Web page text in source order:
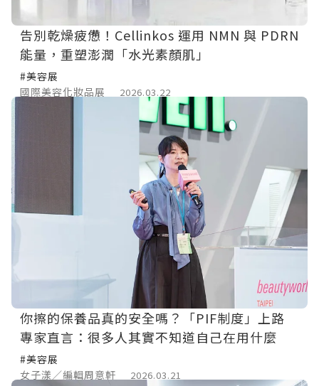
告別乾燥疲憊！Cellinkos 運用 NMN 與 PDRN
能量，重塑澎潤「水光素顏肌」
#美容展
國際美容化妝品展
2026.03.22
你擦的保養品真的安全嗎？「PIF制度」上路
專家直言：很多人其實不知道自己在用什麼
#美容展
女子漾／編輯周意軒
2026.03.21